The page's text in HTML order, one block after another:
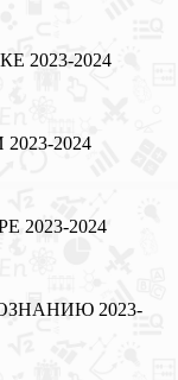
2023-2024
2024
2023-2024
2023-